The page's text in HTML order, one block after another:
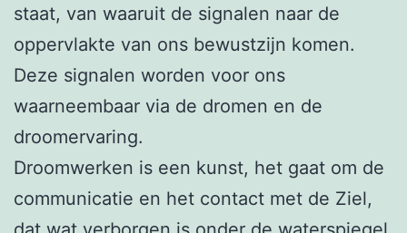
staat, van waaruit de signalen naar de
oppervlakte van ons bewustzijn komen.
Deze signalen worden voor ons
waarneembaar via de dromen en de
droomervaring.
Droomwerken is een kunst, het gaat om de
communicatie en het contact met de Ziel,